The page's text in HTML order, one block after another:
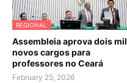
REGIONAL
Assembleia aprova dois mil
novos cargos para
professores no Ceará
February 25, 2026